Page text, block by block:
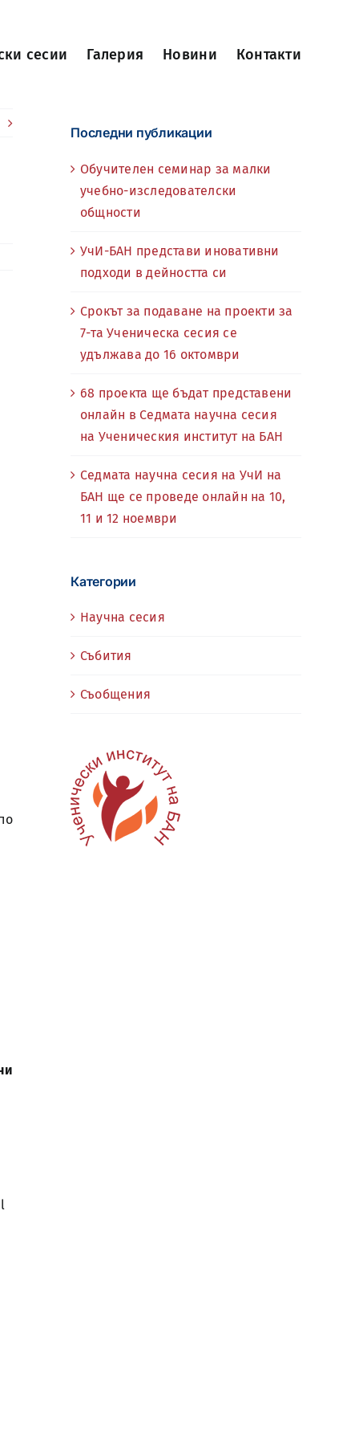
сесии Галерия Новини Контакти
Последни публикации
Обучителен семинар за малки
учебно-изследователски
общности
УчИ-БАН представи иновативни
подходи в дейността си
Срокът за подаване на проекти за
7-та Ученическа сесия се
удължава до 16 октомври
68 проекта ще бъдат представени
онлайн в Седмата научна сесия
на Ученическия институт на БАН
Седмата научна сесия на УчИ на
БАН ще се проведе онлайн на 10,
11 и 12 ноември
Категории
Научна сесия
Събития
Съобщения